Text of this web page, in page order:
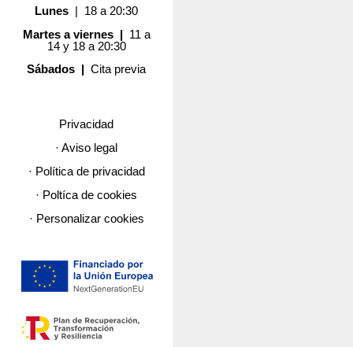
Lunes | 18 a 20:30
Martes a viernes | 11 a
14 y 18 a 20:30
Sábados |Cita previa
Privacidad
· Aviso legal
· Política de privacidad
· Poltíca de cookies
· Personalizar cookies